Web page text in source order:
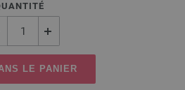
LE PANIER